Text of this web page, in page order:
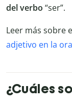
del verbo “ser”.
Leer más sobre
adjetivo en la
¿Cuáles